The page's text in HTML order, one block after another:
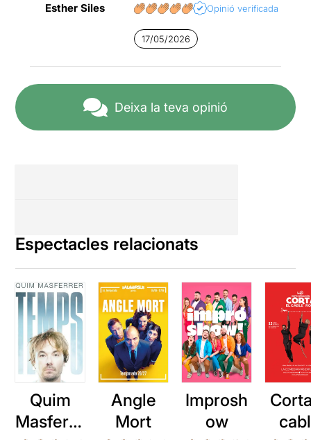
Esther Siles Opinió verificada
17/05/2026
Deixa la teva opinió
Espectacles relacionats
Quim
Masferre
Angle
Mort
Improsh
ow